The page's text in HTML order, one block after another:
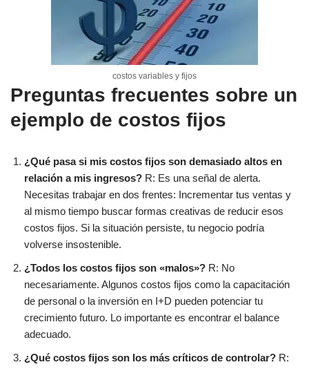
costos variables y fijos
Preguntas frecuentes sobre un
ejemplo de costos fijos
¿Qué pasa si mis costos fijos son demasiado altos en
relación a mis ingresos? R: Es una señal de alerta.
Necesitas trabajar en dos frentes: Incrementar tus ventas y
al mismo tiempo buscar formas creativas de reducir esos
costos fijos. Si la situación persiste, tu negocio podría
volverse insostenible.
¿Todos los costos fijos son «malos»? R: No
necesariamente. Algunos costos fijos como la capacitación
de personal o la inversión en I+D pueden potenciar tu
crecimiento futuro. Lo importante es encontrar el balance
adecuado.
¿Qué costos fijos son los más críticos de controlar? R: